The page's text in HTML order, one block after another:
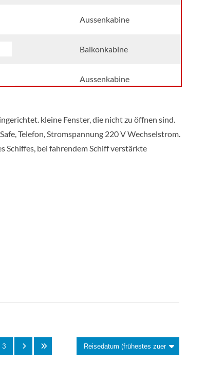
Aussenkabine
Balkonkabine
Aussenkabine
kleine Fenster, die nicht zu öffnen sind.
Telefon, Stromspannung 220 V Wechselstrom.
Schiffes, bei fahrendem Schiff verstärkte
3